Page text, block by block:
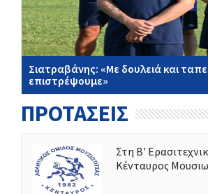
Σιατραβάνης: «Με δουλειά και
επιστρέψουμε»
ΠΡΟΤΑΣΕΙΣ
Στη Β'
Κένταυρος